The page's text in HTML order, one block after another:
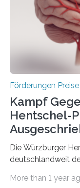
Innovationstag
Berlin
Wirtschaft und
Überplanmäßige
Förderungen Preise
Kampf
Hentschel-
Die Würzburger
deutschlandweit
hochrangige
More than 1 year